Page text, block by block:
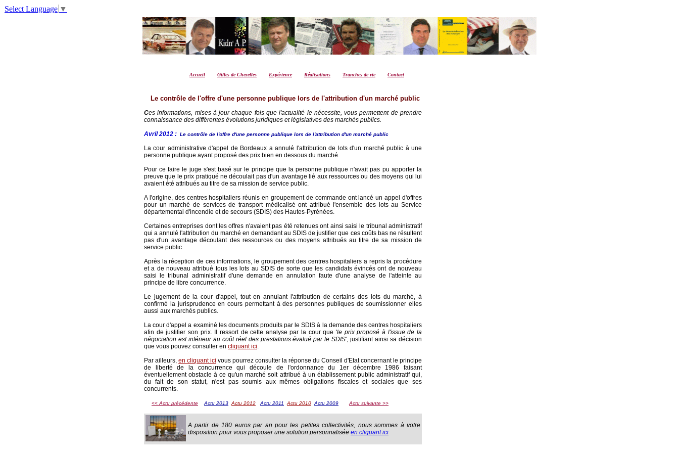
Select Language ▼
Accueil Gilles de Chezelles Expérience Réalisations Tranches de vie Contact
Le contrôle de l'offre d'une personne publique lors de l'attribution d'un marché public
Ces informations, mises à jour chaque fois que l'actualité le nécessite, vous permettent de prendre
connaissance des différentes évolutions juridiques et législatives des marchés publics.
Avril 2012 : Le contrôle de l'offre d'une personne publique lors de l'attribution d'un marché public
La cour administrative d'appel de Bordeaux a annulé l'attribution de lots d'un marché public à une
personne publique ayant proposé des prix bien en dessous du marché.
Pour ce faire le juge s'est basé sur le principe que la personne publique n'avait pas pu apporter la
preuve que le prix pratiqué ne découlait pas d'un avantage lié aux ressources ou des moyens qui lui
avaient été attribués au titre de sa mission de service public.
A l'origine, des centres hospitaliers réunis en groupement de commande ont lancé un appel d'offres
pour un marché de services de transport médicalisé ont attribué l'ensemble des lots au Service
départemental d'incendie et de secours (SDIS) des Hautes-Pyrénées.
Certaines entreprises dont les offres n'avaient pas été retenues ont ainsi saisi le tribunal administratif
qui a annulé l'attribution du marché en demandant au SDIS de justifier que ces coûts bas ne résultent
pas d'un avantage découlant des ressources ou des moyens attribués au titre de sa mission de
service public.
Après la réception de ces informations, le groupement des centres hospitaliers a repris la procédure
et a de nouveau attribué tous les lots au SDIS de sorte que les candidats évincés ont de nouveau
saisi le tribunal administratif d'une demande en annulation faute d'une analyse de l'atteinte au
principe de libre concurrence.
Le jugement de la cour d'appel, tout en annulant l'attribution de certains des lots du marché, à
confirmé la jurisprudence en cours permettant à des personnes publiques de soumissionner elles
aussi aux marchés publics.
La cour d'appel a examiné les documents produits par le SDIS à la demande des centres hospitaliers
afin de justifier son prix. Il ressort de cette analyse par la cour que 'le prix proposé à l'issue de la
négociation est inférieur au coût réel des prestations évalué par le SDIS', justifiant ainsi sa décision
que vous pouvez consulter en cliquant ici.
Par ailleurs, en cliquant ici vous pourrez consulter la réponse du Conseil d'Etat concernant le principe
de liberté de la concurrence qui découle de l'ordonnance du 1er décembre 1986 faisant
éventuellement obstacle à ce qu'un marché soit attribué à un établissement public administratif qui,
du fait de son statut, n'est pas soumis aux mêmes obligations fiscales et sociales que ses
concurrents.
<< Actu précédente Actu 2013 Actu 2012 Actu 2011 Actu 2010 Actu 2009 Actu suivante >>
A partir de 180 euros par an pour les petites collectivités, nous sommes à votre
disposition pour vous proposer une solution personnalisée en cliquant ici